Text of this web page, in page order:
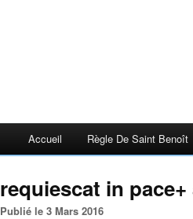
Accueil Règle De Saint Benoît
requiescat in
Publié le 3 Mars 2016